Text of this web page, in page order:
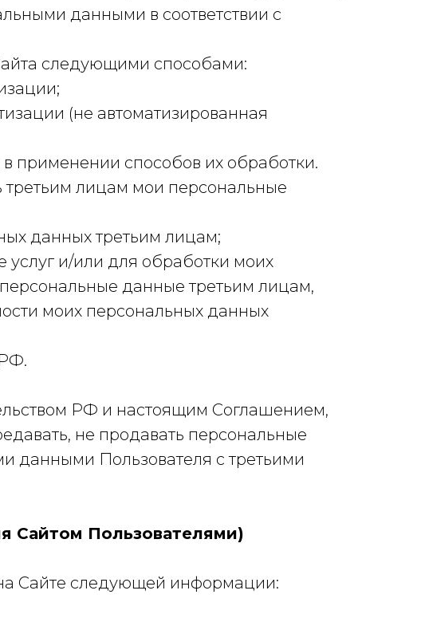
данными в соответствии с
следующими способами:
(не автоматизированная
применении способов их обработки.
лицам мои персональные
данных третьим лицам;
и/или для обработки моих
данные третьим лицам,
моих персональных данных
РФ и настоящим Соглашением,
не продавать персональные
данными Пользователя с третьими
Сайтом Пользователями)
Сайте следующей информации: